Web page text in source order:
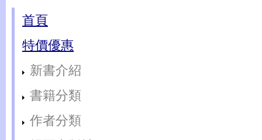
首頁
特價優惠
新書介紹
書籍分類
作者分類